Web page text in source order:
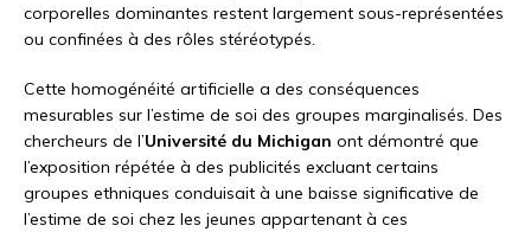
corporelles dominantes restent largement sous-représentées
ou confinées à des rôles stéréotypés.
Cette homogénéité artificielle a des conséquences
mesurables sur l’estime de soi des groupes marginalisés. Des
chercheurs de l’Université du Michigan ont démontré que
l’exposition répétée à des publicités excluant certains
groupes ethniques conduisait à une baisse significative de
l’estime de soi chez les jeunes appartenant à ces